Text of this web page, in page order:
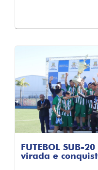
FUTEBOL SUB-
virada e